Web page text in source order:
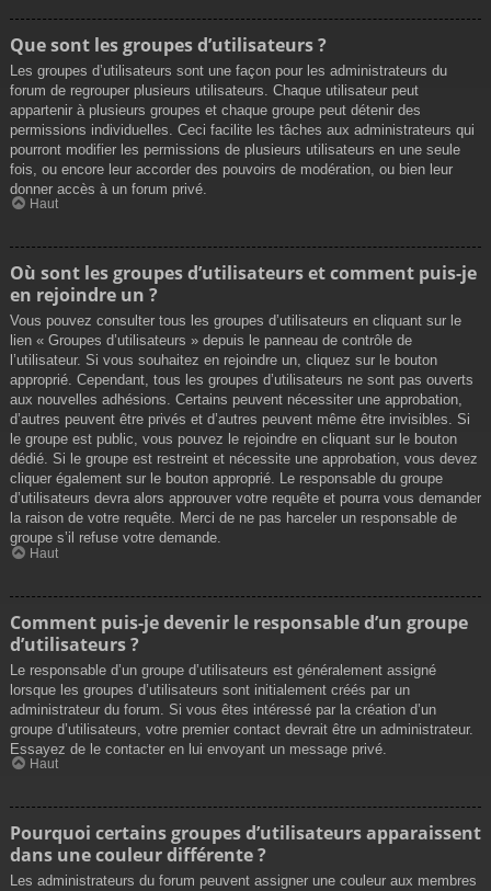
Que sont les groupes d’utilisateurs ?
Les groupes d’utilisateurs sont une façon pour les administrateurs du
forum de regrouper plusieurs utilisateurs. Chaque utilisateur peut
appartenir à plusieurs groupes et chaque groupe peut détenir des
permissions individuelles. Ceci facilite les tâches aux administrateurs qui
pourront modifier les permissions de plusieurs utilisateurs en une seule
fois, ou encore leur accorder des pouvoirs de modération, ou bien leur
donner accès à un forum privé.
Haut
Où sont les groupes d’utilisateurs et comment puis-je
en rejoindre un ?
Vous pouvez consulter tous les groupes d’utilisateurs en cliquant sur le
lien « Groupes d’utilisateurs » depuis le panneau de contrôle de
l’utilisateur. Si vous souhaitez en rejoindre un, cliquez sur le bouton
approprié. Cependant, tous les groupes d’utilisateurs ne sont pas ouverts
aux nouvelles adhésions. Certains peuvent nécessiter une approbation,
d’autres peuvent être privés et d’autres peuvent même être invisibles. Si
le groupe est public, vous pouvez le rejoindre en cliquant sur le bouton
dédié. Si le groupe est restreint et nécessite une approbation, vous devez
cliquer également sur le bouton approprié. Le responsable du groupe
d’utilisateurs devra alors approuver votre requête et pourra vous demander
la raison de votre requête. Merci de ne pas harceler un responsable de
groupe s’il refuse votre demande.
Haut
Comment puis-je devenir le responsable d’un groupe
d’utilisateurs ?
Le responsable d’un groupe d’utilisateurs est généralement assigné
lorsque les groupes d’utilisateurs sont initialement créés par un
administrateur du forum. Si vous êtes intéressé par la création d’un
groupe d’utilisateurs, votre premier contact devrait être un administrateur.
Essayez de le contacter en lui envoyant un message privé.
Haut
Pourquoi certains groupes d’utilisateurs apparaissent
dans une couleur différente ?
Les administrateurs du forum peuvent assigner une couleur aux membres